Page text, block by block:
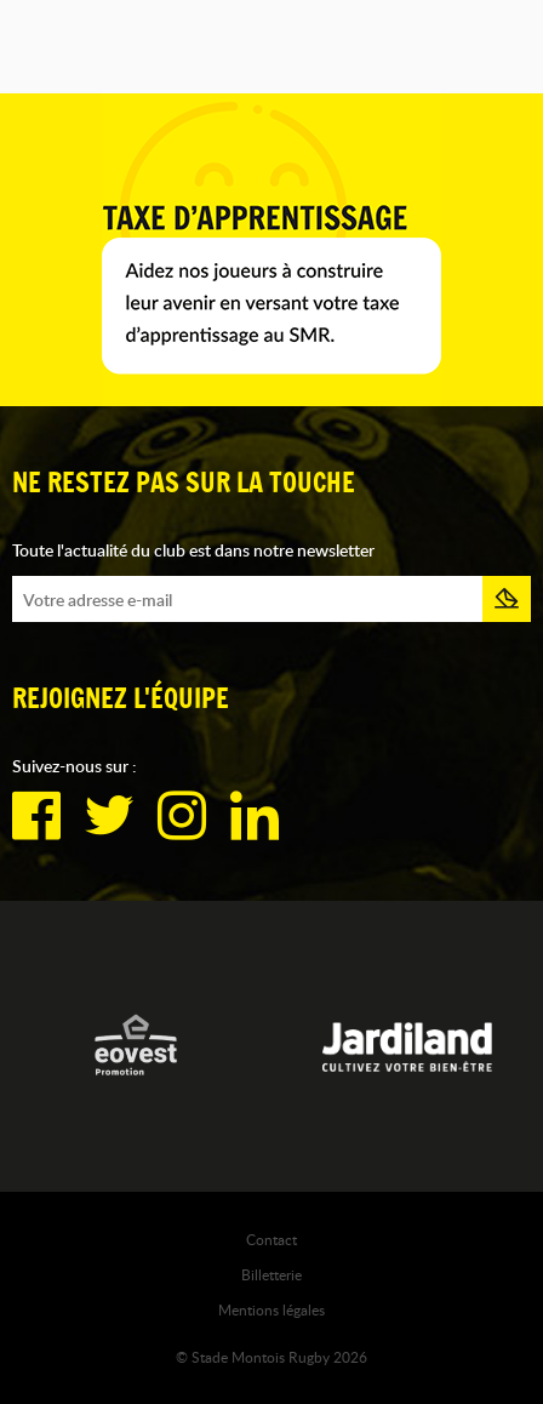
NE RESTEZ PAS SUR LA TOUCHE
Toute l'actualité du club est dans notre newsletter
REJOIGNEZ L'ÉQUIPE
Suivez-nous sur :
Contact
Billetterie
Mentions légales
© Stade Montois Rugby 2026